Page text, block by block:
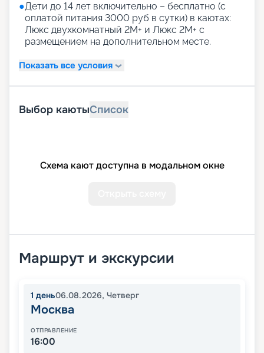
●Дети до 14 лет включительно – бесплатно (с
оплатой питания 3000 руб в сутки) в каютах:
Люкс двухкомнатный 2М+ и Люкс 2М+ с
размещением на дополнительном месте.
Показать все условия
Выбор каютыСписок
Схема кают доступна в модальном окне
Маршрут и экскурсии
1 день06.08.2026, Четверг
Москва
ОТПРАВЛЕНИЕ
16:00